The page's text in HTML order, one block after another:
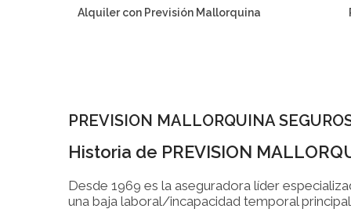
Alquiler con Previsión Mallorquina
PREVISION MALLORQUINA
Historia de PREVISION
Desde 1969 es la aseguradora líder
una baja laboral/incapacidad temporal